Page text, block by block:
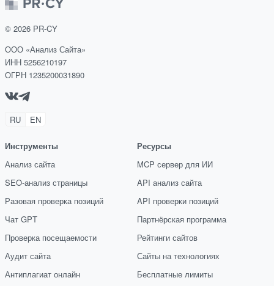
© 2026 PR-CY
ООО «Анализ Сайта»
ИНН 5256210197
ОГРН 1235200031890
RU EN
Инструменты
Анализ сайта
SEO-анализ страницы
Разовая проверка позиций
Чат GPT
Проверка посещаемости
Аудит сайта
Антиплагиат онлайн
Ресурсы
MCP сервер для ИИ
API анализ сайта
API проверки позиций
Партнёрская программа
Рейтинги сайтов
Сайты на технологиях
Бесплатные лимиты